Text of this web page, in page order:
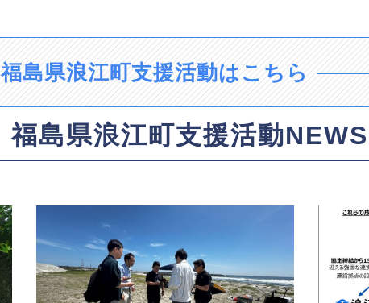
福島県浪江町支援活動はこちら
福島県浪江町支援活動NEWS